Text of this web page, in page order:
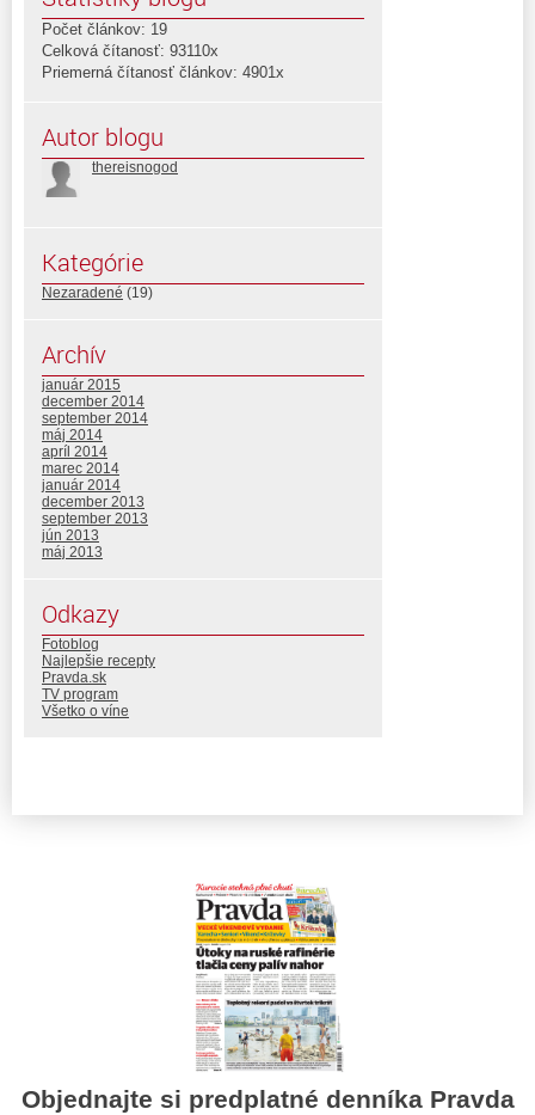
Počet článkov: 19
Celková čítanosť: 93110x
Priemerná čítanosť článkov: 4901x
Autor blogu
thereisnogod
Kategórie
Nezaradené (19)
Archív
január 2015
december 2014
september 2014
máj 2014
apríl 2014
marec 2014
január 2014
december 2013
september 2013
jún 2013
máj 2013
Odkazy
Fotoblog
Najlepšie recepty
Pravda.sk
TV program
Všetko o víne
Objednajte si predplatné denníka Pravda